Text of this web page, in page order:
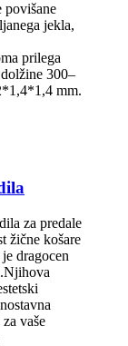
povišane
jekla,
prilega
300–
mm.
za predale
žične košare
dragocen
vaše